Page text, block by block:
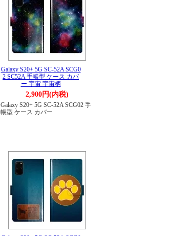
Galaxy S20+ 5G SC-52A SCG0
2 SC52A 手帳型 ケース カバ
ー 宇宙 宇宙柄
2,900円(内税)
Galaxy S20+ 5G SC-52A SCG02 手
帳型 ケース カバー